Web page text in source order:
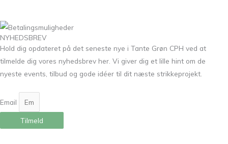
NYHEDSBREV
Hold dig opdateret på det seneste nye i Tante Grøn CPH ved at
tilmelde dig vores nyhedsbrev her. Vi giver dig et lille hint om de
nyeste events, tilbud og gode idéer til dit næste strikkeprojekt.
Email
Tilmeld